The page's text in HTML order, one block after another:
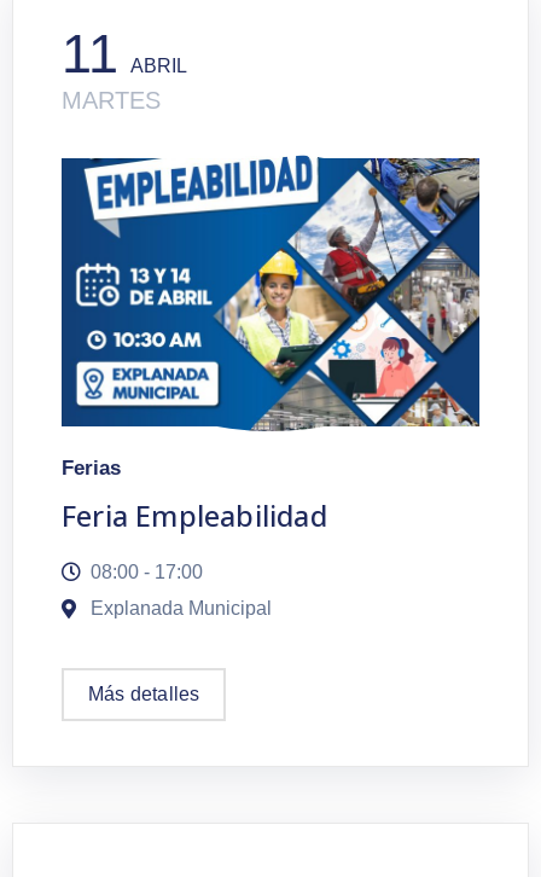
11ABRIL
MARTES
Ferias
Feria Empleabilidad
08:00 - 17:00
Explanada Municipal
Más detalles